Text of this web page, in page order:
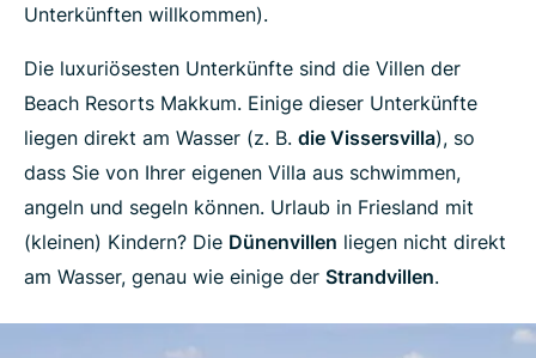
Unterkünften willkommen).
Die luxuriösesten Unterkünfte sind die Villen der
Beach Resorts Makkum. Einige dieser Unterkünfte
liegen direkt am Wasser (z. B. die Vissersvilla), so
dass Sie von Ihrer eigenen Villa aus schwimmen,
angeln und segeln können. Urlaub in Friesland mit
(kleinen) Kindern? Die Dünenvillen liegen nicht direkt
am Wasser, genau wie einige der Strandvillen.